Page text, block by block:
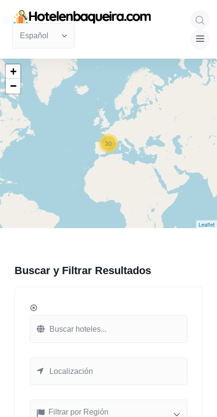
30
+
−
Leaflet
Buscar y Filtrar Resultados
Filtrar por Región